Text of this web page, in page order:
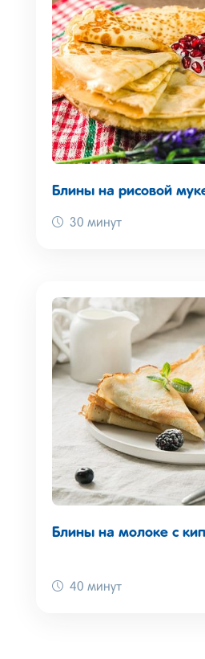
Блины на рисовой
30 минут
Блины на молоке с
40 минут